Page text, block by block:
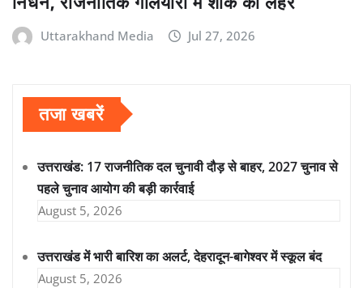
Uttarakhand Media Jul 27, 2026
तजा खबरें
उत्तराखंड: 17 राजनीतिक दल चुनावी दौड़ से बाहर, 2027 चुनाव से
पहले चुनाव आयोग की बड़ी कार्रवाई
August 5, 2026
उत्तराखंड में भारी बारिश का अलर्ट, देहरादून-बागेश्वर में स्कूल बंद
August 5, 2026